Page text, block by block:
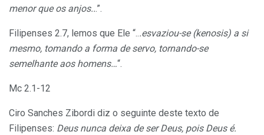
menor que os anjos...”.
Filipenses 2.7, lemos que Ele “...esvaziou-se (kenosis) a si
mesmo, tomando a forma de servo, tornando-se
semelhante aos homens…“.
Mc 2.1-12
Ciro Sanches Zibordi diz o seguinte deste texto de
Filipenses: Deus nunca deixa de ser Deus, pois Deus é.